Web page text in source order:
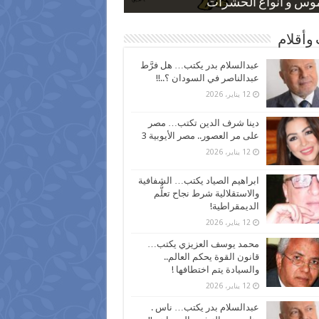
و أنواع الحشرات
بعد ارتفاع الأسعار
نسبة الطلاق في مصر
كاركاتيرية
كاركاتيرية
وأقلام
عبدالسلام بدر يكتب… هل فرَّط
عبدالناصر في السودان ؟..!!
12 يناير، 2026
دينا شرف الدين تكتب… مصر
على مر العصور.. مصر الأيوبية 3
12 يناير، 2026
ابراهيم الصياد يكتب… الشفافية
والاستقلالية شرط نجاح تعلُّم
الديمقراطية!
12 يناير، 2026
محمد يوسف العزيزي يكتب…
قانون القوة يحكم العالم..
والسيادة يتم اختطافها !
12 يناير، 2026
عبدالسلام بدر يكتب… ناس .